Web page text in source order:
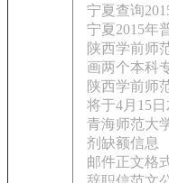
宁夏查询
宁夏2015年
陕西学前师
画两个本科
陕西学前师
将于4月15
青海师范大
剂缺额信息
邮件正文格